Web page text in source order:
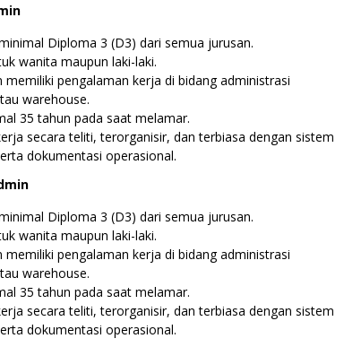
Diploma 3 (D3) dari semua jurusan.
wanita maupun laki-laki.
memiliki pengalaman kerja di bidang administrasi
warehouse.
35 tahun pada saat melamar.
secara teliti, terorganisir, dan terbiasa dengan sistem
dokumentasi operasional.
Diploma 3 (D3) dari semua jurusan.
wanita maupun laki-laki.
memiliki pengalaman kerja di bidang administrasi
warehouse.
35 tahun pada saat melamar.
secara teliti, terorganisir, dan terbiasa dengan sistem
dokumentasi operasional.